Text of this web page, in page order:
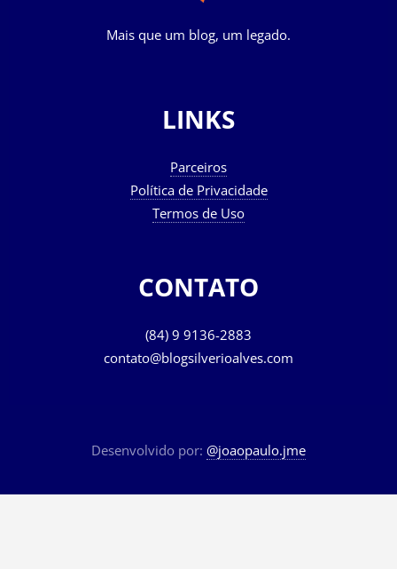
Mais que um blog, um legado.
LINKS
Parceiros
Política de Privacidade
Termos de Uso
CONTATO
(84) 9 9136-2883
contato@blogsilverioalves.com
Desenvolvido por: @joaopaulo.jme